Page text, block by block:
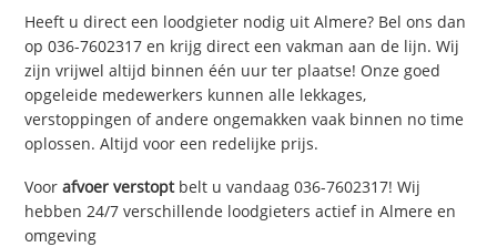
Heeft u direct een loodgieter nodig uit Almere? Bel ons dan
op 036-7602317 en krijg direct een vakman aan de lijn. Wij
zijn vrijwel altijd binnen één uur ter plaatse! Onze goed
opgeleide medewerkers kunnen alle lekkages,
verstoppingen of andere ongemakken vaak binnen no time
oplossen. Altijd voor een redelijke prijs.
Voorafvoer verstoptbelt u vandaag 036-7602317! Wij
hebben 24/7 verschillende loodgieters actief in Almere en
omgeving